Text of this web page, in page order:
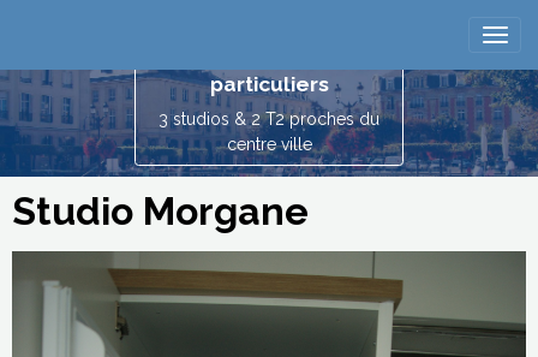
particuliers
3 studios & 2 T2 proches du
centre ville
Studio Morgane